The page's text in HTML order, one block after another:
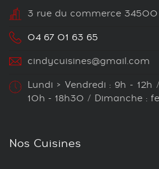
3 rue du commerce 34500
04 67 01 63 65
cindycuisines@gmail.com
Lundi > Vendredi : 9h -
10h - 18h30 / Dimanche :
Nos Cuisines